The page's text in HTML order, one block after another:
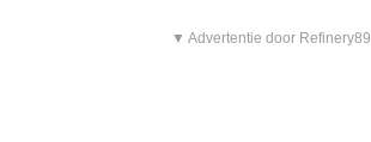
▼ Advertentie door Refinery89